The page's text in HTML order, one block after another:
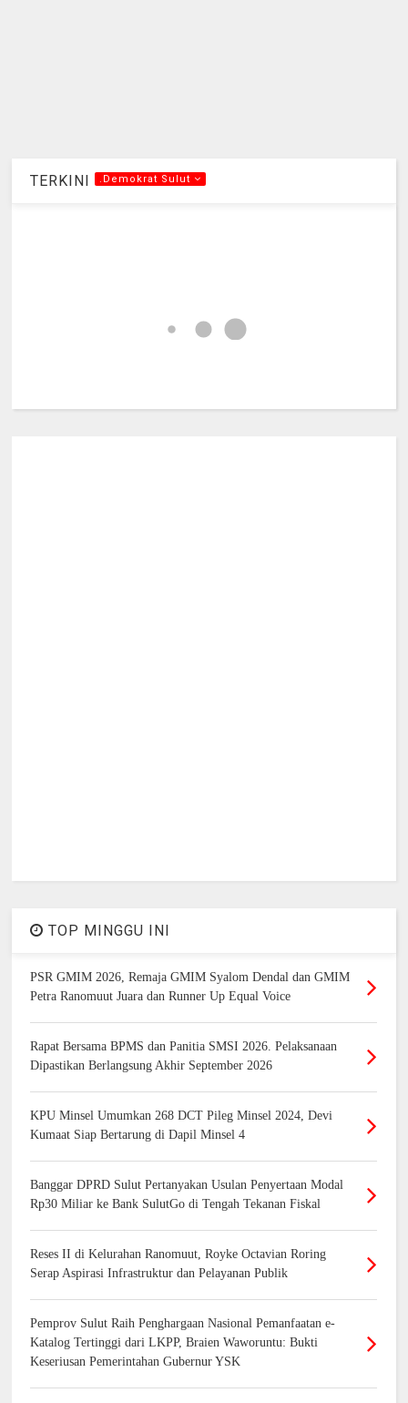
TERKINI .Demokrat Sulut
TOP MINGGU INI
PSR GMIM 2026, Remaja GMIM Syalom Dendal dan GMIM
Petra Ranomuut Juara dan Runner Up Equal Voice
Rapat Bersama BPMS dan Panitia SMSI 2026. Pelaksanaan
Dipastikan Berlangsung Akhir September 2026
KPU Minsel Umumkan 268 DCT Pileg Minsel 2024, Devi
Kumaat Siap Bertarung di Dapil Minsel 4
Banggar DPRD Sulut Pertanyakan Usulan Penyertaan Modal
Rp30 Miliar ke Bank SulutGo di Tengah Tekanan Fiskal
Reses II di Kelurahan Ranomuut, Royke Octavian Roring
Serap Aspirasi Infrastruktur dan Pelayanan Publik
Pemprov Sulut Raih Penghargaan Nasional Pemanfaatan e-
Katalog Tertinggi dari LKPP, Braien Waworuntu: Bukti
Keseriusan Pemerintahan Gubernur YSK